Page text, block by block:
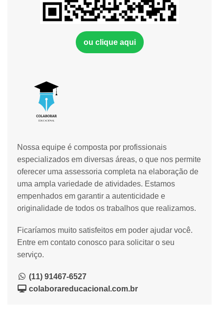
Nossa equipe é composta por profissionais
especializados em diversas áreas, o que nos permite
oferecer uma assessoria completa na elaboração de
uma ampla variedade de atividades. Estamos
empenhados em garantir a autenticidade e
originalidade de todos os trabalhos que realizamos.
Ficaríamos muito satisfeitos em poder ajudar você.
Entre em contato conosco para solicitar o seu
serviço.
(11) 91467-6527
colaborareducacional.com.br
ou clique aqui